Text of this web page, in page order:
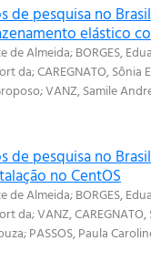
de pesquisa no
elástico
de Almeida;BORGES,
da;CAREGNATO, Sônia
;VANZ, Samile
de pesquisa no
no CentOS
de Almeida;BORGES,
da;VANZ,
;PASSOS, Paula